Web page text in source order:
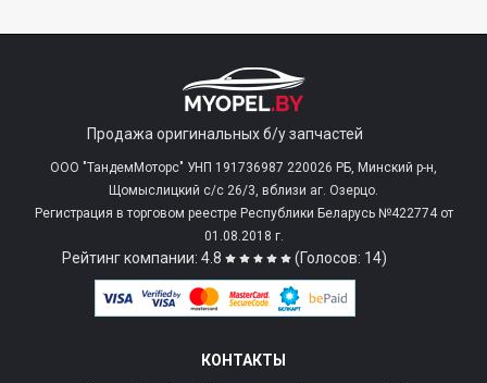
Продажа оригинальных б/у запчастей
ООО "ТандемМоторс" УНП 191736987 220026 РБ, Минский р-н,
Щомыслицкий с/c 26/3, вблизи аг. Озерцо.
Регистрация в торговом реестре Республики Беларусь №422774 от
01.08.2018 г.
Рейтинг компании: 4.8 (Голосов: 14)
КОНТАКТЫ